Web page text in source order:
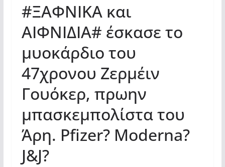
#ΞΑΦΝΙΚΑ και
ΑΙΦΝΙΔΙΑ# έσκασε το
μυοκάρδιο του
47χρονου Ζερμέιν
Γουόκερ, πρωην
μπασκεμπολίστα του
Άρη. Pfizer? Moderna?
J&J?